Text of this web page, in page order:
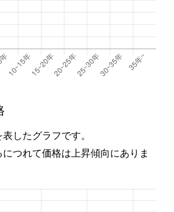
したグラフです。
つれて価格は上昇傾向にありま